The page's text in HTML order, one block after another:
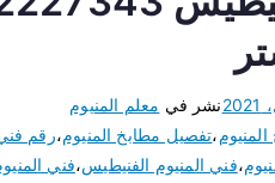
نشر في معلم المنيوم
،تفصيل مطابخ المنيوم،رقم
،فني المنيوم الفنيطيس،فني